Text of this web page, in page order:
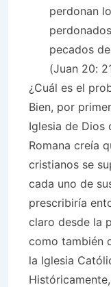
perdonan
pecados
(Juan 20:
¿Cuál es el
Bien, por
Iglesia de Dios
Romana creía
cristianos se
cada uno de
prescribiría
claro desde la
como también
la Iglesia